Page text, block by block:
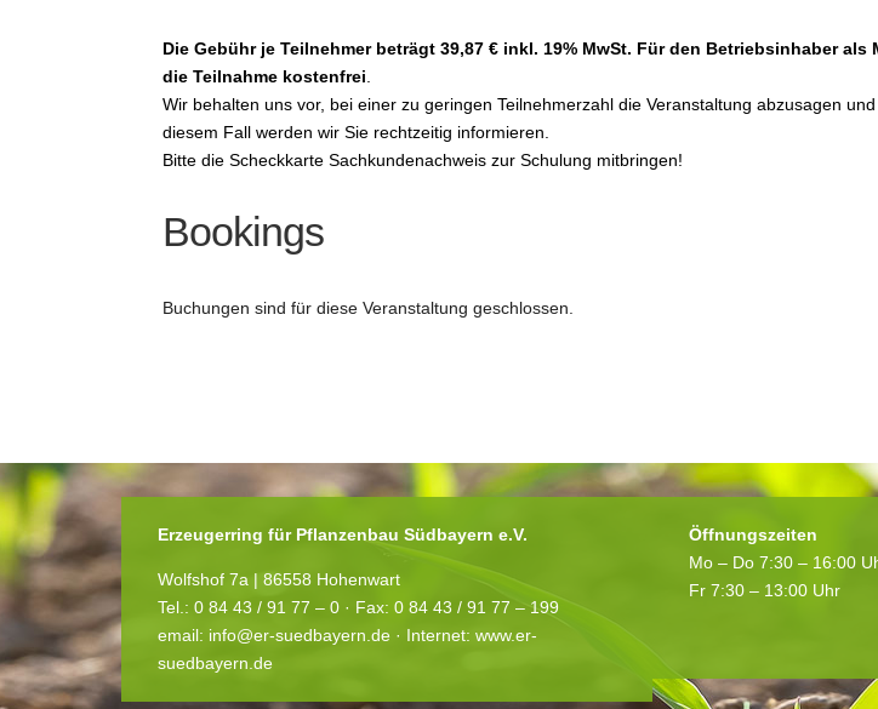
Die Gebühr je Teilnehmer beträgt 39,87 € inkl. 19% MwSt. Für den Betriebsinhaber
die Teilnahme kostenfrei
Wir behalten uns vor, bei einer zu geringen Teilnehmerzahl die Veranstaltung abzusagen
diesem Fall werden wir Sie rechtzeitig informieren.
Bitte die Scheckkarte Sachkundenachweis zur Schulung mitbringen!
Bookings
Buchungen sind für diese Veranstaltung geschlossen.
Erzeugerring für Pflanzenbau Südbayern e.V.
Wolfshof 7a | 86558 Hohenwart
Tel.: 0 84 43 / 91 77 – 0 · Fax: 0 84 43 / 91 77 – 199
email: info@er-suedbayern.de · Internet: www.er-
suedbayern.de
Öffnungszeiten
Mo – Do 7:30 – 16:00
Fr 7:30 – 13:00 Uhr